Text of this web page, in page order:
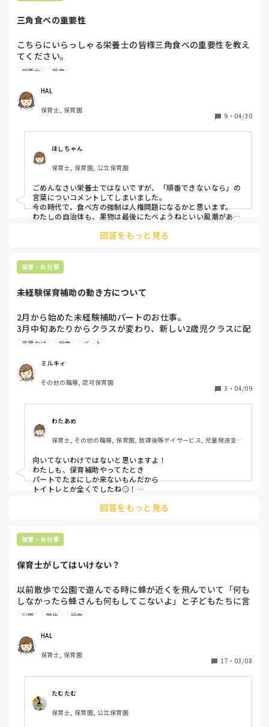
三角食べの重要性
こちらにいらっしゃる栄養士の皆様三角食べの重要性を教え
てください。
私が勤めている保育園では三角食べをすごく重要視していま
と、、、
まだ、白ごはんが残ってしまうとかなら分かりますがそうで
ない子も三角食べをすごく言われています。
「順番出来ないなら食べなくていい」と言われている子もい
そこまでして三角食べをしないといけない理由はなんでしょ
栄養士 給食
HAL
保育士, 保育園
9 ・ 04/30
ほしちゃん
保育士, 保育園, 公立保育園
ごめんなさい栄養士ではないですが、「順番できないなら」の
言葉についコメントしてしまいました。
今の時代で、食べ方の強制は人権問題になるかと思います。
わたしの自治体も、果物は最後にたべようねといい風潮があり
もちろん三角食べ、バランスについてわたしも教わりました。
しかしそこまでしなくてはいけない理由ってないですよ
回答をもっと見る
保育・お仕事
未経験保育補助の動き方について
2月から始めた未経験補助パートのお仕事。
3月中旬あたりからクラスが変わり、新しい2歳児クラスに配
属になったのですが、担任の先生、副担任の先生、有資格者
周りの先生たちはテキパキこなしている中、私は基本指示待
ちの日々子供と遊んでいるだけ。布団敷き、給食の配膳、掃
除をやります。この状態で大丈夫でしょうか…
に対し、私だけ浮いている感じしかしていなくて😭
もうすぐ働いて3ヶ月。
まだまだ保育士の先生たちと仲良くなれたりもできず、ただ
挨拶をするだけだったりします。他の人たちはどうやって先
生たちとも関係を築いていけているのか、不思議でたまらな
いです😭 有資格者さん同志普通に会話できてるのがいいな
なんて、思ってしまっていたり😢
私、避けられてる！？嫌われてる！？など、余計なことばか
このままで大丈夫なのでしょうか…
何かすることないですか？など聞いたりはしますが、
あまり、戦力にならず…。日々申し訳なさしかありません。
中、私の声かけだけじゃ弱いのか子供たちも聞いてくれる子
私、お仕事向いていないのでしょうか…。
言葉かけ 給食 パート
ミルキィ
その他の職種, 認可保育園
3 ・ 04/09
わたあめ
保育士, その他の職種, 保育園, 放課後等デイサービス, 児童発達支援
向いてないわけではないと思いますよ！
わたしも、保育補助やってたとき
パートでたまにしか来ないもんだから
トイトレとか全くでしたね🙄！
なので、担任にお願いして、
子どもの性格、相性によるって感じかな‥
担任以外ダメ！な子もいるから
ふん！興味ないわ！みたいな人も居たし、
うーん？って思って、
契約満了で退職しましたけどね🙄笑
回答をもっと見る
保育・お仕事
保育士がしてはいけない？
以前散歩で公園で遊んでる時に蜂が近くを飛んでいて「何も
しなかったら蜂さんも何もしてこないよ」と子どもたちに言
っていました。その時ふとその蜂が私の顔目掛けて飛んでき
「避けてる場合じゃない」と怒られたのですが保育士は虫を
避けることすらしてはいけないのでしょうか？
かを終えコットに横になって落ち着いたタイミングで鼻をか
んでいたのですが、それを見た先生が
「そんなことする暇あるならこっちいつもより人少ないから
手伝え」と怒られました。確かに先生が1人休みだったので
公園 散歩 給食
HAL
保育士, 保育園
17 ・ 03/08
たむたむ
保育士, 保育園, 公立保育園